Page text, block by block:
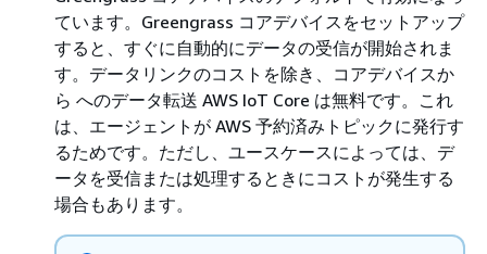
ています。Greengrass コアデバイスをセットアップ
すると、すぐに自動的にデータの受信が開始されま
す。データリンクのコストを除き、コアデバイスか
ら へのデータ転送 AWS IoT Core は無料です。これ
は、エージェントが AWS 予約済みトピックに発行す
るためです。ただし、ユースケースによっては、デ
ータを受信または処理するときにコストが発生する
場合もあります。